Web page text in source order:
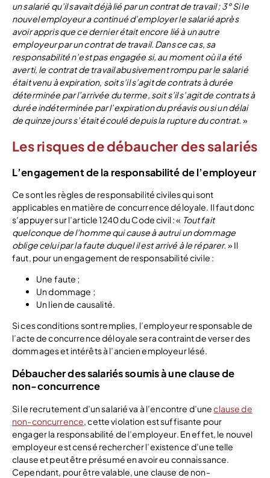
un salarié qu’il savait déjà lié par un contrat de travail ;3° Si le
nouvel employeur a continué d’employer le salarié après
avoir appris que ce dernier était encore lié à un autre
employeur par un contrat de travail. Dans ce cas, sa
responsabilité n’est pas engagée si, au moment où il a été
averti, le contrat de travail abusivement rompu par le salarié
était venu à expiration, soit s’il s’agit de contrats à durée
déterminée par l’arrivée du terme, soit s’il s’agit de contrats à
durée indéterminée par l’expiration du préavis ou si un délai
de quinze jours s’était écoulé depuis la rupture du contrat. »
Les risques de débaucher des salariés
L’engagement de la responsabilité de l’employeur
Ce sont les règles de responsabilité civiles qui sont
applicables en matière de concurrence déloyale. Il faut donc
s’appuyer sur l’article 1240 du Code civil : « Tout fait
quelconque de l’homme qui cause à autrui un dommage
oblige celui par la faute duquel il est arrivé à le réparer. » Il
faut, pour un engagement de responsabilité civile :
Une faute ;
Un dommage ;
Un lien de causalité.
Si ces conditions sont remplies, l’employeur responsable de
l’acte de concurrence déloyale sera contraint de verser des
dommages et intérêts à l’ancien employeur lésé.
Débaucher des salariés soumis à une clause de
non-concurrence
Si le recrutement d’un salarié va à l’encontre d’uneclause de
non-concurrence, cette violation est suffisante pour
engager la responsabilité de l’employeur. En effet, le nouvel
employeur est censé rechercher l’existence d’une telle
clause et peut être présumé en avoir eu connaissance.
Cependant, pour être valable, une clause de non-